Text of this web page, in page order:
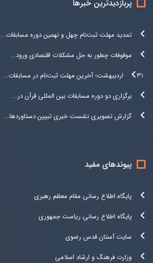
پربازدیدترین خبرها
تمدید مهلت ثبت‌نام چهل و نهمین دوره مسابقات...
موقوفات چطور به حل مشکلات اقتصادی ورود...
۳۱ اردیبهشت؛ آخرین مهلت ثبت‌نام در مسابقات...
برگزاری دو دوره مسابقات بین المللی قرآن در...
گزارش تصویری نشست خبری تبیین دستاوردها...
پیوندهای مفید
پایگاه اطلاع رسانی مقام معظم رهبری
پایگاه اطلاع رسانی ریاست جمهوری
سایت آستان قدس رضوی
وزارت فرهنگ و ارشاد اسلامی